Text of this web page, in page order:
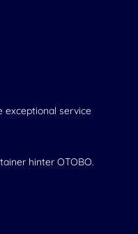
exceptional service
hinter OTOBO.